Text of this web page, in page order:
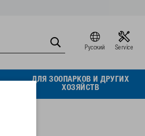
Русский Service
ДЛЯ ЗООПАРКОВ И ДРУГИХ
ХОЗЯЙСТВ